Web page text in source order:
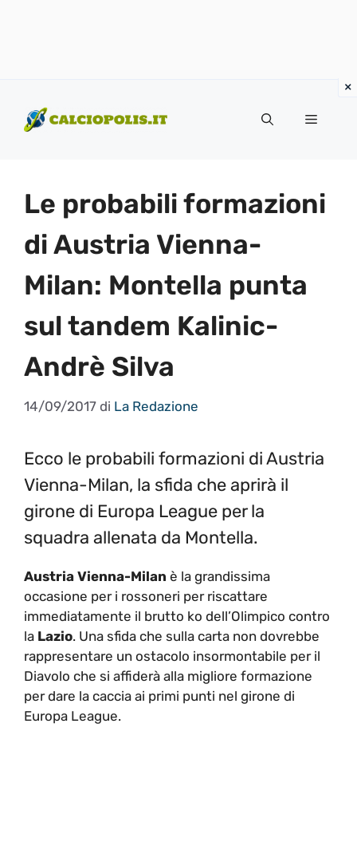
contenuto
Menu
Le probabili formazioni
di Austria Vienna-
Milan: Montella punta
sul tandem Kalinic-
Andrè Silva
14/09/2017 di La Redazione
Ecco le probabili formazioni di Austria
Vienna-Milan, la sfida che aprirà il
girone di Europa League per la
squadra allenata da Montella.
Austria Vienna-Milan è la grandissima
occasione per i rossoneri per riscattare
immediatamente il brutto ko dell’Olimpico contro
la Lazio. Una sfida che sulla carta non dovrebbe
rappresentare un ostacolo insormontabile per il
Diavolo che si affiderà alla migliore formazione
per dare la caccia ai primi punti nel girone di
Europa League.